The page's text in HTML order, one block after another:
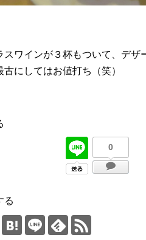
スワインが３杯もついて、デ
古にしてはお値打ち（笑）
0
る